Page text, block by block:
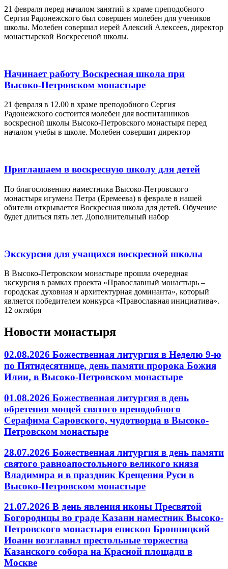
21 февраля перед началом занятий в храме преподобного
Сергия Радонежского был совершен молебен для учеников
школы. Молебен совершал иерей Алексий Алексеев, директор
монастырской Воскресеной школы.
Начинает работу Воскресная школа при
Высоко-Петровском монастыре
21 февраля в 12.00 в храме преподобного Сергия
Радонежского состоится молебен для воспитанников
воскресной школы Высоко-Петровского монастыря перед
началом учебы в школе. Молебен совершит директор
Приглашаем в воскресную школу для детей
По благословению наместника Высоко-Петровского
монастыря игумена Петра (Еремеева) в феврале в нашей
обители открывается Воскресная школа для детей. Обучение
будет длиться пять лет. Дополнительный набор
Экскурсия для учащихся воскресной школы
В Высоко-Петровском монастыре прошла очередная
экскурсия в рамках проекта «Православный монастырь –
городская духовная и архитектурная доминанта», который
является победителем конкурса «Православная инициатива».
12 октября
Новости монастыря
02.08.2026 Божественная литургия в Неделю 9-ю
по Пятидесятнице, день памяти пророка Божия
Илии, в Высоко-Петровском монастыре
01.08.2026 Божественная литургия в день
обретения мощей святого преподобного
Серафима Саровского, чудотворца в Высоко-
Петровском монастыре
28.07.2026 Божественная литургия в день памяти
святого равноапостольного великого князя
Владимира и в праздник Крещения Руси в
Высоко-Петровском монастыре
21.07.2026 В день явления иконы Пресвятой
Богородицы во граде Казани наместник Высоко-
Петровского монастыря епископ Бронницкий
Иоанн возглавил престольные торжества
Казанского собора на Красной площади в
Москве